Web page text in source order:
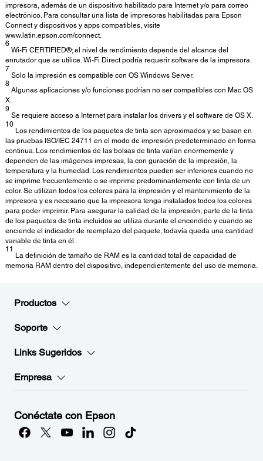
impresora, además de un dispositivo habilitado para Internet y/o para correo
electrónico. Para consultar una lista de impresoras habilitadas para Epson
Connect y dispositivos y apps compatibles, visite
www.latin.epson.com/connect.
6
Wi-Fi CERTIFIED®; el nivel de rendimiento depende del alcance del
enrutador que se utilice. Wi-Fi Direct podría requerir software de la impresora.
7
Solo la impresión es compatible con OS Windows Server.
8
Algunas aplicaciones y/o funciones podrían no ser compatibles con Mac OS
X.
9
Se requiere acceso a Internet para instalar los drivers y el software de OS X.
10
Los rendimientos de los paquetes de tinta son aproximados y se basan en
las pruebas ISO/IEC 24711 en el modo de impresión predeterminado en forma
continua. Los rendimientos de las bolsas de tinta varían enormemente y
dependen de las imágenes impresas, la con guración de la impresión, la
temperatura y la humedad. Los rendimientos pueden ser inferiores cuando no
se imprime frecuentemente o se imprime predominantemente con tinta de un
color. Se utilizan todos los colores para la impresión y el mantenimiento de la
impresora y es necesario que la impresora tenga instalados todos los colores
para poder imprimir. Para asegurar la calidad de la impresión, parte de la tinta
de los paquetes de tinta incluidos se utiliza durante el encendido y cuando se
enciende el indicador de reemplazo del paquete, todavía queda una cantidad
variable de tinta en él.
11
La definición de tamaño de RAM es la cantidad total de capacidad de
memoria RAM dentro del dispositivo, independientemente del uso de memoria.
Productos
Soporte
Links Sugeridos
Empresa
Conéctate con Epson